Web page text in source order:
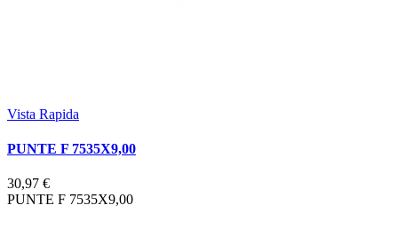
Vista Rapida
PUNTE F 7535X9,00
30,97 €
PUNTE F 7535X9,00